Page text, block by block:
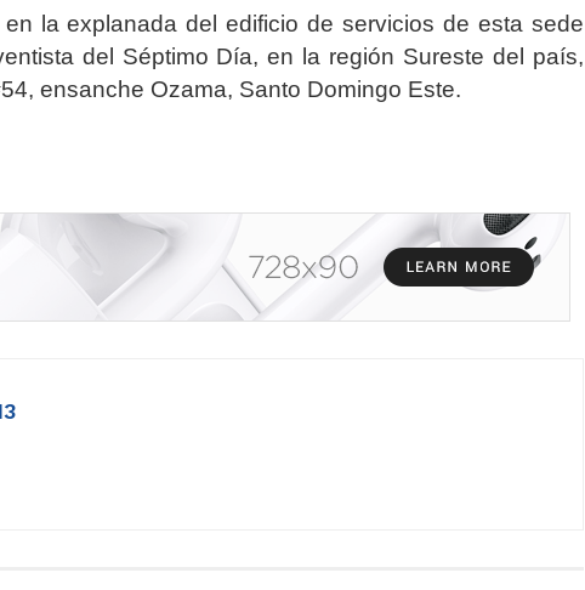
la explanada del edificio de servicios de esta sede
del Séptimo Día, en la región Sureste del país,
ensanche Ozama, Santo Domingo Este.